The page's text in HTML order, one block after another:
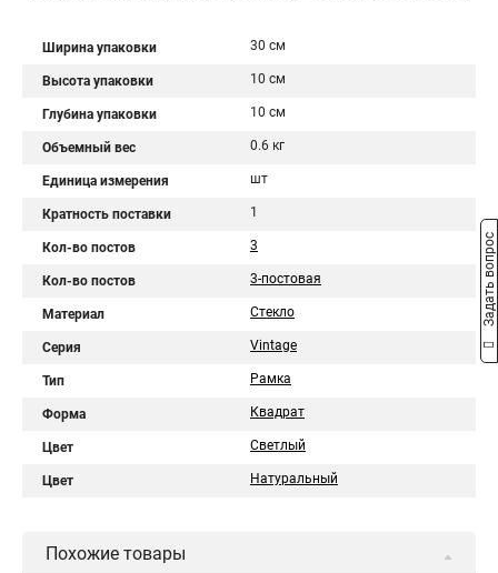
Ширина упаковки 30 см
Высота упаковки 10 см
Глубина упаковки 10 см
Объемный вес 0.6 кг
Единица измерения шт
Кратность поставки 1
Кол-во постов 3
Кол-во постов 3-постовая
Материал Стекло
Серия Vintage
Тип Рамка
Форма Квадрат
Цвет Светлый
Цвет Натуральный
Похожие товары
Задать вопрос